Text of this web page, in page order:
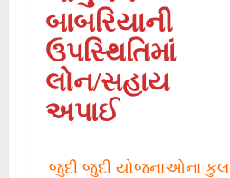
બાબરિયાની
ઉપસ્થિતિમાં
લોન/સહાય
અપાઈ
જુદી જુદી યોજનાઓના કુલ